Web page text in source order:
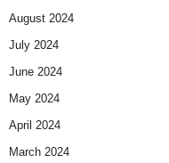
August 2024
July 2024
June 2024
May 2024
April 2024
March 2024